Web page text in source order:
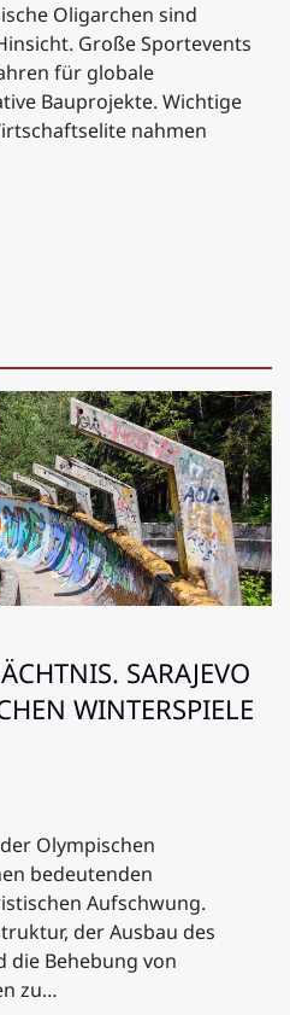
Oligarchen sind
Große Sportevents
für globale
Bauprojekte. Wichtige
nahmen
SARAJEVO
WINTERSPIELE
Olympischen
bedeutenden
Aufschwung.
der Ausbau des
die Behebung von
zu…